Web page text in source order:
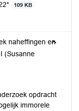
109 KB
naheffingen en
(Susanne
opdracht
immorele